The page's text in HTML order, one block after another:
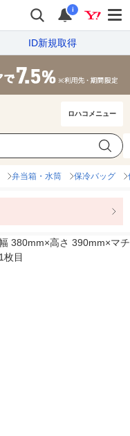
i
ID新規取得
ロハコメニュー
弁当箱・水筒 保冷バッグ